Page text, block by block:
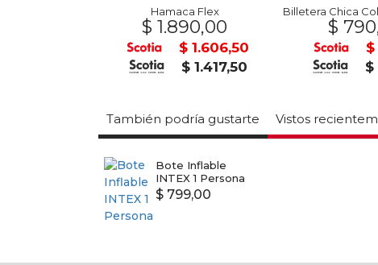
Hamaca Flex
$ 1.890,00
$ 1.606,50
$ 1.417,50
$
$
$
También podría gustarte Vistos
Bote Inflable
INTEX 1 Persona
$ 799,00